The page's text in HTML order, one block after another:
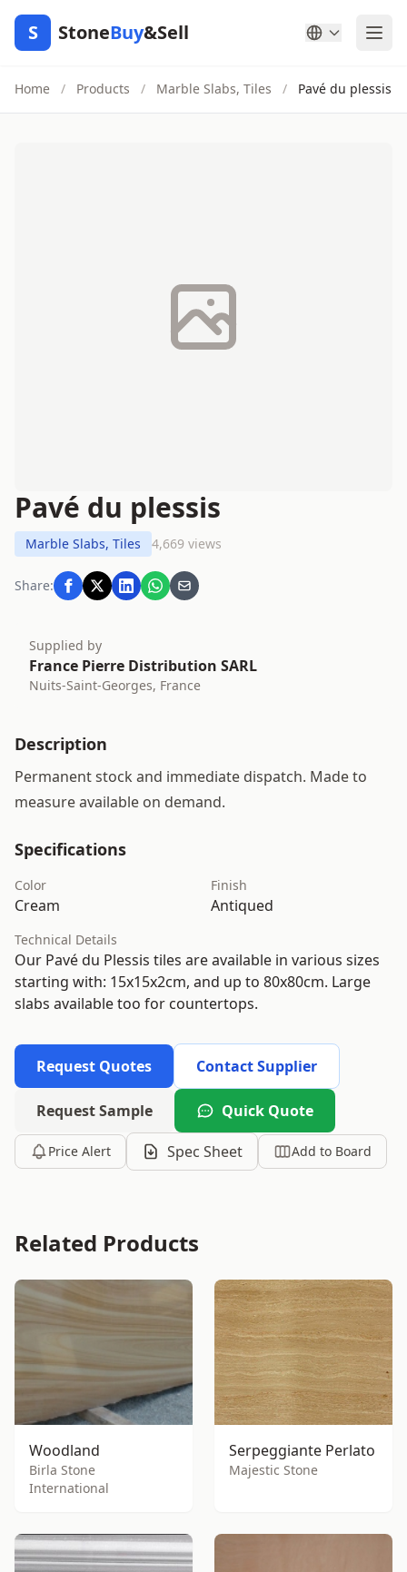
S StoneBuy&Sell
Home / Products / Marble Slabs, Tiles / Pavé du plessis
Pavé du plessis
Marble Slabs, Tiles 4,669 views
Share:
Supplied by
France Pierre Distribution SARL
Nuits-Saint-Georges, France
Description
Permanent stock and immediate dispatch. Made to
measure available on demand.
Specifications
Color
Cream
Finish
Antiqued
Technical Details
Our Pavé du Plessis tiles are available in various sizes
starting with: 15x15x2cm, and up to 80x80cm. Large
slabs available too for countertops.
Request Quotes Contact Supplier
Request Sample Quick Quote
Price Alert Spec Sheet Add to Board
Related Products
Woodland
Birla Stone
International
Serpeggiante Perlato
Majestic Stone